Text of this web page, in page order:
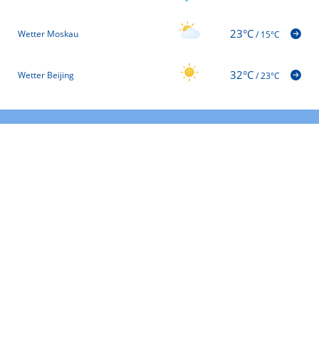
Wetter Moskau 23°C/15°C
Wetter Beijing 32°C/23°C